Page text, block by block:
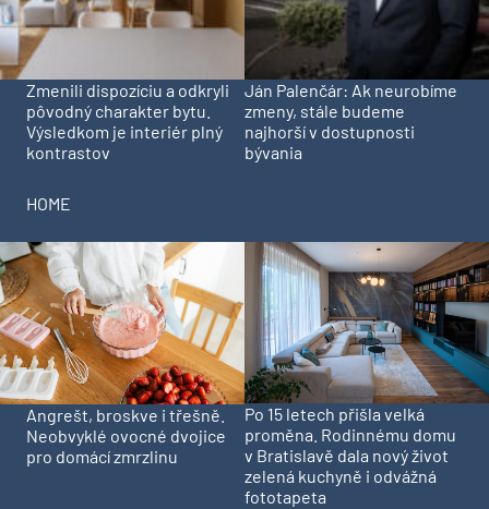
Zmenili dispozíciu a odkryli
pôvodný charakter bytu.
Výsledkom je interiér plný
kontrastov
Ján Palenčár: Ak neurobíme
zmeny, stále budeme
najhorší v dostupnosti
bývania
HOME
Angrešt, broskve i třešně.
Neobvyklé ovocné dvojice
pro domácí zmrzlinu
Po 15 letech přišla velká
proměna. Rodinnému domu
v Bratislavě dala nový život
zelená kuchyně i odvážná
fototapeta